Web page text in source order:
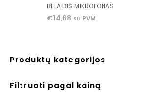
0
of
BELAIDIS MIKROFONAS
€14,68 su PVM
Produktų kategorijos
Filtruoti pagal kainą